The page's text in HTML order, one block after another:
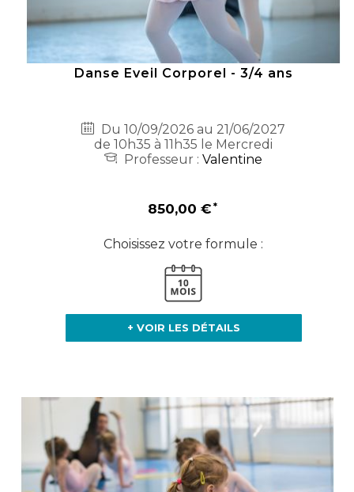
Danse Eveil Corporel - 3/4 ans
Du 10/09/2026 au 21/06/2027
de 10h35 à 11h35 le Mercredi
Professeur :Valentine
850,00 €
Choisissez votre formule :
+ VOIR LES DÉTAILS